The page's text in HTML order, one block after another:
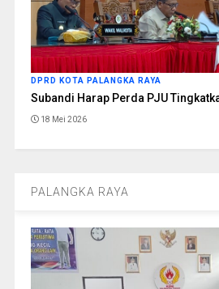
DPRD KOTA PALANGKA RAYA
Subandi Harap Perda PJU
18 Mei 2026
PALANGKA RAYA